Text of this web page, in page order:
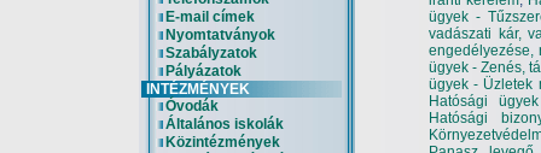
E-mail címek
Nyomtatványok
Szabályzatok
Pályázatok
INTÉZMÉNYEK
Óvodák
Általános iskolák
Közintézmények
ügyek -
vadászati kár,
engedélyezése,
ügyek - Zenés,
ügyek - Üzletek
Hatósági
Hatósági